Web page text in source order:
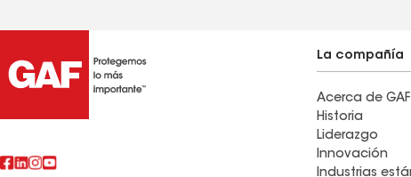
La compañía
Acerca de GAF
Historia
Liderazgo
Innovación
Industrias